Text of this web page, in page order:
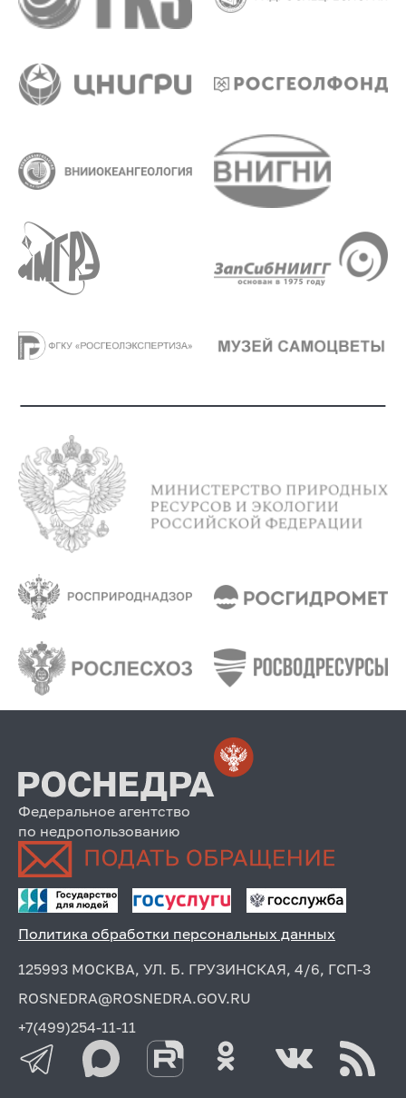
Федеральное агентство
по недропользованию
Политика обработки персональных данных
125993 МОСКВА, УЛ. Б. ГРУЗИНСКАЯ, 4/6, ГСП-3
ROSNEDRA@ROSNEDRA.GOV.RU
+7(499)254-11-11